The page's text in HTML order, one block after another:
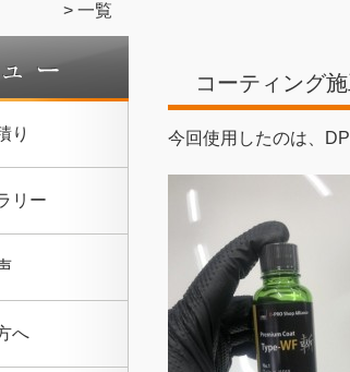
一覧
り
リー
へ
コーティング
今回使用したのは、